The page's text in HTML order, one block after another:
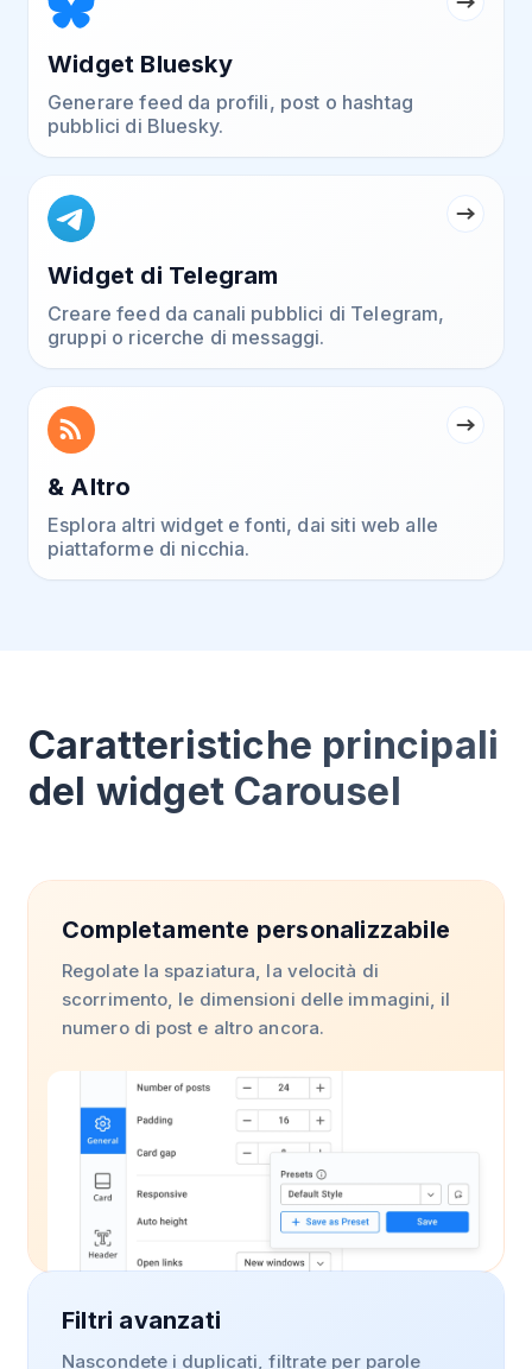
Widget Bluesky
Generare feed da profili, post o hashtag
pubblici di Bluesky.
Widget di Telegram
Creare feed da canali pubblici di Telegram,
gruppi o ricerche di messaggi.
& Altro
Esplora altri widget e fonti, dai siti web alle
piattaforme di nicchia.
Caratteristiche principali
del widget Carousel
Completamente personalizzabile
Regolate la spaziatura, la velocità di
scorrimento, le dimensioni delle immagini, il
numero di post e altro ancora.
Filtri avanzati
Nascondete i duplicati, filtrate per parole